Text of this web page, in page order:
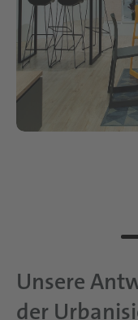
Unsere
der